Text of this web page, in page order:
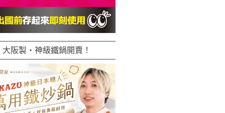
大阪製・神級鐵鍋開賣！